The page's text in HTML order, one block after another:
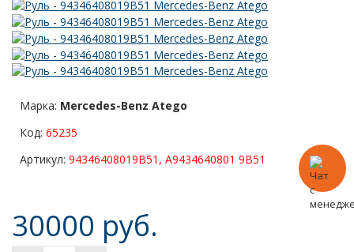
Марка: Mercedes-Benz Atego
Код: 65235
Артикул: 94346408019B51, A9434640801 9B51
30000 руб.